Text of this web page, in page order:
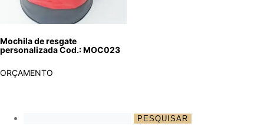
Mochila de resgate
personalizada Cod.: MOC023
ORÇAMENTO